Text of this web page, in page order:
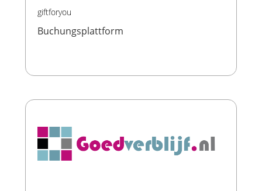
giftforyou
Buchungsplattform